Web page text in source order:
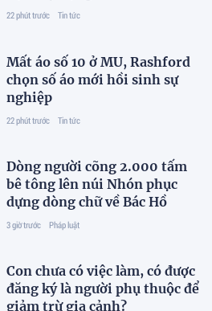
22 phút trước Tin tức
Mất áo số 10 ở MU, Rashford
chọn số áo mới hồi sinh sự
nghiệp
22 phút trước Tin tức
Dòng người cõng 2.000 tấm
bê tông lên núi Nhón phục
dựng dòng chữ về Bác Hồ
3 giờ trước Pháp luật
Con chưa có việc làm, có được
đăng ký là người phụ thuộc để
giảm trừ gia cảnh?